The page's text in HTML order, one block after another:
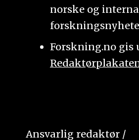
norske og
Forskning.no gis
Ansvarlig redaktør /